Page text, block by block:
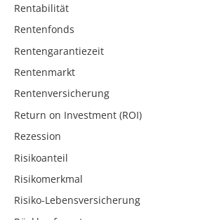
Rentabilität
Rentenfonds
Rentengarantiezeit
Rentenmarkt
Rentenversicherung
Return on Investment (ROI)
Rezession
Risikoanteil
Risikomerkmal
Risiko-Lebensversicherung